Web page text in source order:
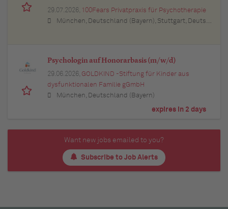
29.07.2026, 100Fears Privatpraxis für Psychotherapie
München, Deutschland (Bayern), Stuttgart, Deutschland (Baden-Württemberg), Nürnberg, Deutschland (Bayern), Esslingen am Neckar, Deutschland (Baden-Württemberg), Ludwigsburg, Deutschland (Baden-Württemberg), Sindelfingen, Deutschland (Baden-Württemberg), Böblingen, Deutschland (Baden-Württemberg), Waiblingen, Deutschland (Baden-Württemberg), Heilbronn, Deutschland (Baden-Württemberg), Reutlingen, Deutschland (Baden-Württemberg), Tübingen, Deutschland (Baden-Württemberg), Aalen, Deutschland (Baden-Württemberg), Schwäbisch Gmünd, Deutschland (Baden-Württemberg), Karlsruhe, Deutschland (Baden-Württemberg), Mannheim, Deutschland (Baden-Württemberg), Ulm, Deutschland (Baden-Württemberg), Pforzheim, Deutschland (Baden-Württemberg), Offenburg, Deutschland (Baden-Württemberg), Göppingen, Deutschland (Baden-Württemberg), Baden-Baden, Deutschland (Baden-Württemberg), Heidenheim an der Brenz, Deutschland (Baden-Württemberg), Ingolstadt, Deutschland (Bayern), Erlangen, Deutschland (Bayern), Regensburg, Deutschland (Bayern), Bamberg, Deutschland (Bayern), Bayreuth, Deutschland (Bayern)
Psychologin auf Honorarbasis (m/w/d)
29.06.2026, GOLDKIND -Stiftung für Kinder aus
dysfunktionalen Familie gGmbH
München, Deutschland (Bayern)
expires in 2 days
Want new jobs emailed to you?
Subscribe to Job Alerts